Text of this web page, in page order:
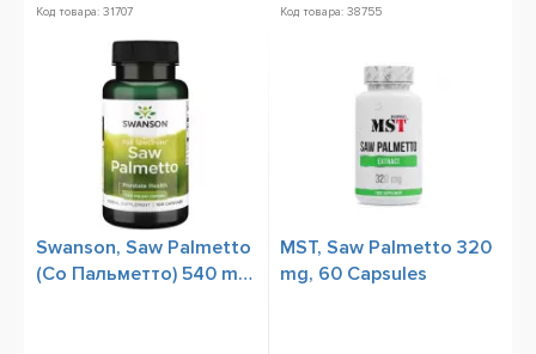
Код товара: 31707
Swanson, Saw Palmetto
(Со Пальметто) 540 mg,
Код товара: 38755
MST, Saw Palmetto 320
mg, 60 Capsules